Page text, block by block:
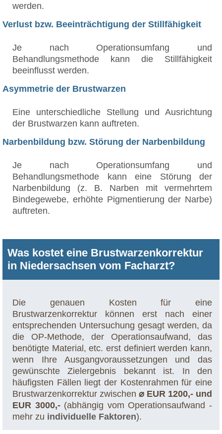
werden.
Verlust bzw. Beeinträchtigung der Stillfähigkeit
Je nach Operationsumfang und
Behandlungsmethode kann die Stillfähigkeit
beeinflusst werden.
Asymmetrie der Brustwarzen
Eine unterschiedliche Stellung und Ausrichtung
der Brustwarzen kann auftreten.
Narbenbildung bzw. Störung der Narbenbildung
Je nach Operationsumfang und
Behandlungsmethode kann eine Störung der
Narbenbildung (z. B. Narben mit vermehrtem
Bindegewebe, erhöhte Pigmentierung der Narbe)
auftreten.
Was kostet eine Brustwarzenkorrektur
in Niedersachsen vom Facharzt?
Die genauen Kosten für eine
Brustwarzenkorrektur können erst nach einer
entsprechenden Untersuchung gesagt werden, da
die OP-Methode, der Operationsaufwand, das
benötigte Material, etc. erst definiert werden kann,
wenn Ihre Ausgangvoraussetzungen und das
gewünschte Zielergebnis bekannt ist. In den
häufigsten Fällen liegt der Kostenrahmen für eine
Brustwarzenkorrektur zwischen ⌀ EUR 1200,- und
EUR 3000,-(abhängig vom Operationsaufwand -
mehr zu individuelle Faktoren).